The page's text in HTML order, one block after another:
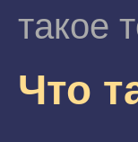
такое
Что